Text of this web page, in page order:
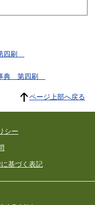
四刷
典 第四刷
ページ上部へ戻る
シー
基づく表記